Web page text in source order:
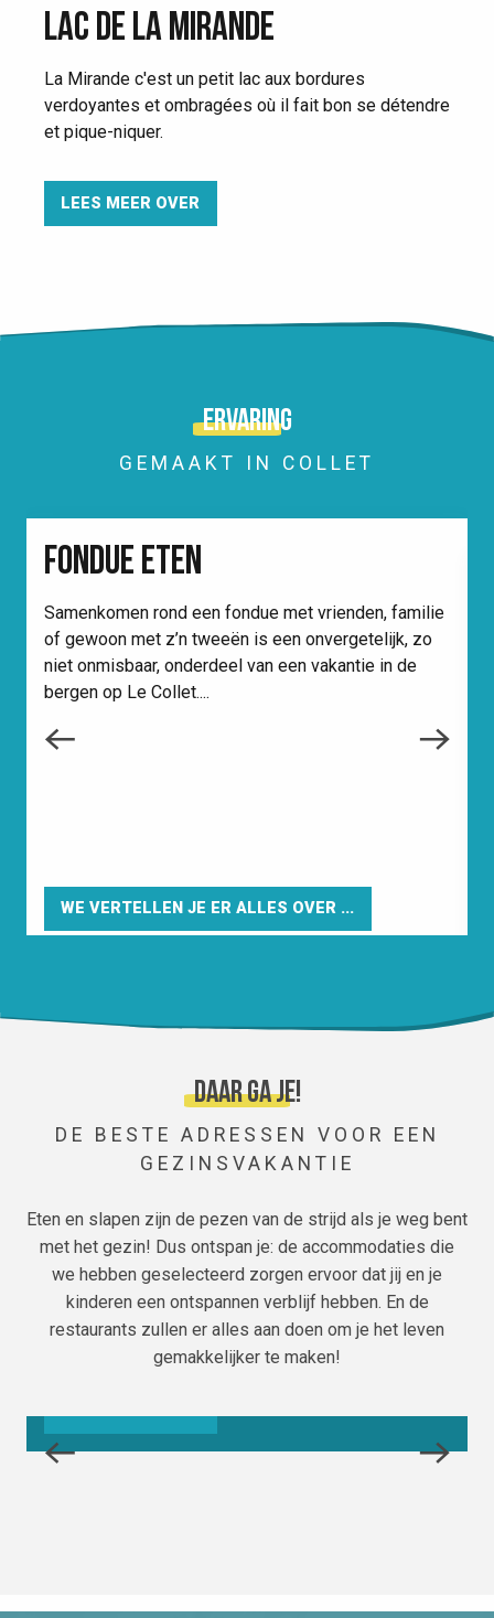
LAC DE LA MIRANDE
La Mirande c'est un petit lac aux bordures
verdoyantes et ombragées où il fait bon se détendre
et pique-niquer.
LEES MEER OVER
Ervaring
GEMAAKT IN COLLET
FONDUE ETEN
Samenkomen rond een fondue met vrienden, familie
of gewoon met z’n tweeën is een onvergetelijk, zo
niet onmisbaar, onderdeel van een vakantie in de
bergen op Le Collet....
WE VERTELLEN JE ER ALLES OVER ...
Daar ga je!
DE BESTE ADRESSEN VOOR EEN
GEZINSVAKANTIE
Eten en slapen zijn de pezen van de strijd als je weg bent
met het gezin! Dus ontspan je: de accommodaties die
we hebben geselecteerd zorgen ervoor dat jij en je
kinderen een ontspannen verblijf hebben. En de
restaurants zullen er alles aan doen om je het leven
gemakkelijker te maken!
AGENDA